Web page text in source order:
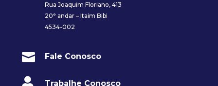
Rua Joaquim Floriano, 413
20° andar – Itaim Bibi
4534-002
 Fale Conosco
 Trabalhe Conosco